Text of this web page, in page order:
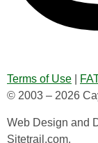
Terms of Use
© 2003 – 2026
Web Design and
Sitetrail.com.